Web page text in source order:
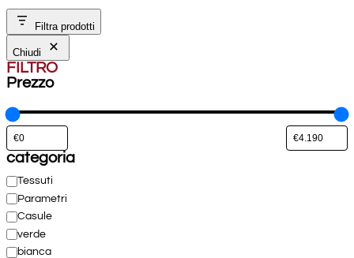
Filtra prodotti
Chiudi
FILTRO
Prezzo
categoria
Categoria
Tessuti
Parametri
Casule
verde
bianca